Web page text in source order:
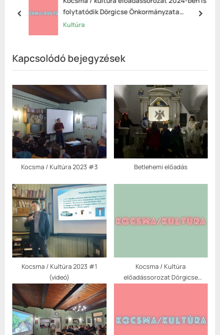
P
:
t
folytatódik Dörgicse Önkormányzata
rendezésében
Kultúra
prev next
Kapcsolódó bejegyzések
Kocsma / Kultúra 2023 #3 Betlehemi előadás
Kocsma / Kultúra 2023 #1
(videó)
Kocsma / Kultúra
előadássorozat Dörgicse